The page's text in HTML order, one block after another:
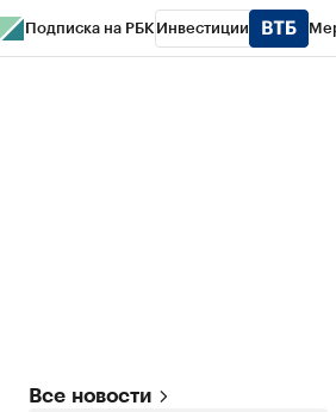
Подписка на РБК Инвестиции
Все новости